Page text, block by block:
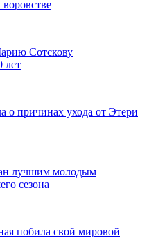
Сотскову
лет
о причинах ухода от Этери
лучшим молодым
сезона
побила свой мировой